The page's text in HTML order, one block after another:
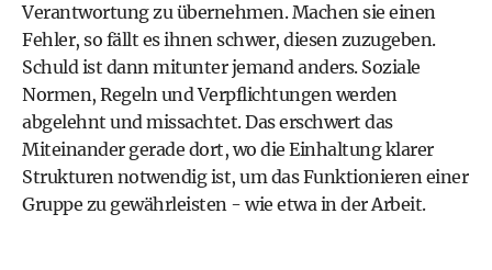
Verantwortung zu übernehmen. Machen sie einen
Fehler, so fällt es ihnen schwer, diesen zuzugeben.
Schuld ist dann mitunter jemand anders. Soziale
Normen, Regeln und Verpflichtungen werden
abgelehnt und missachtet. Das erschwert das
Miteinander gerade dort, wo die Einhaltung klarer
Strukturen notwendig ist, um das Funktionieren einer
Gruppe zu gewährleisten - wie etwa in der Arbeit.